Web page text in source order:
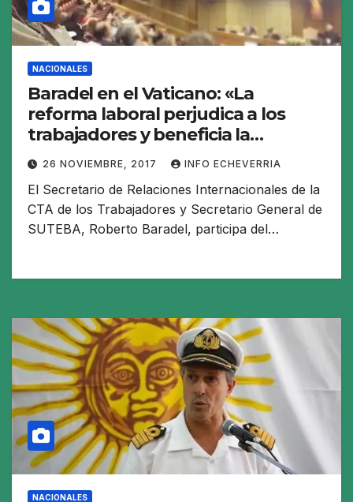
NACIONALES
Baradel en el Vaticano: «La
reforma laboral perjudica a los
trabajadores y beneficia la
concentración del capital y a las
corporaciones»
26 NOVIEMBRE, 2017 INFO ECHEVERRIA
El Secretario de Relaciones Internacionales de la
CTA de los Trabajadores y Secretario General de
SUTEBA, Roberto Baradel, participa del…
NACIONALES